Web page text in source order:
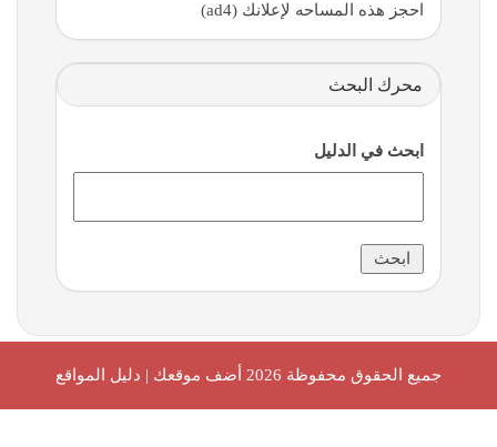
احجز هذه المساحه لإعلانك (ad4)
محرك البحث
ابحث في الدليل
جميع الحقوق محفوظة 2026 أضف موقعك | دليل المواقع